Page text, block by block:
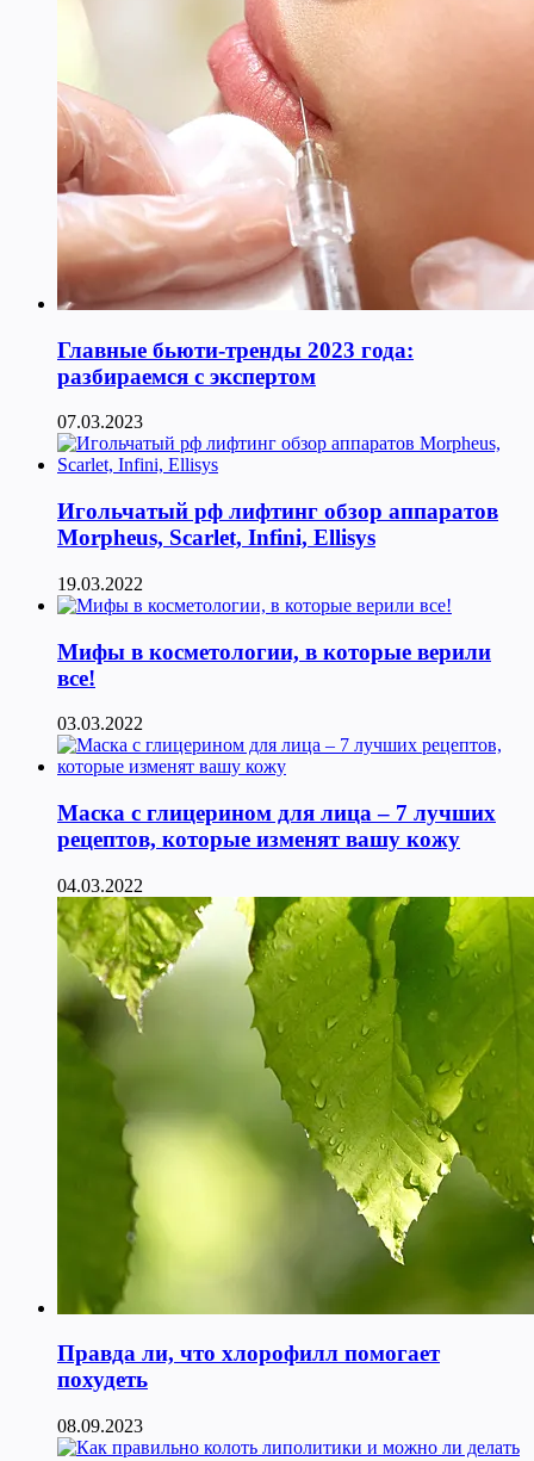
Главные бьюти-тренды 2023 года:
разбираемся с экспертом
07.03.2023
Игольчатый рф лифтинг обзор аппаратов
Morpheus, Scarlet, Infini, Ellisys
19.03.2022
Мифы в косметологии, в которые верили
все!
03.03.2022
Маска с глицерином для лица – 7 лучших
рецептов, которые изменят вашу кожу
04.03.2022
Правда ли, что хлорофилл помогает
похудеть
08.09.2023